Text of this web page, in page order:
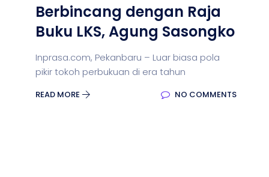
Berbincang dengan Raja
Buku LKS, Agung Sasongko
Inprasa.com, Pekanbaru – Luar biasa pola
pikir tokoh perbukuan di era tahun
READ MORE NO COMMENTS